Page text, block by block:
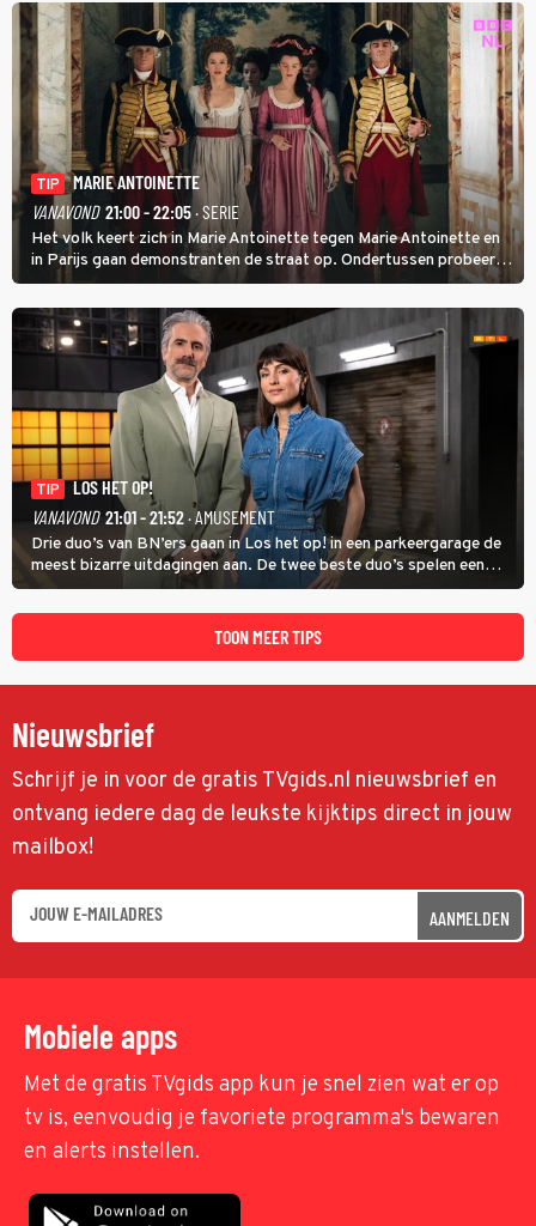
TIP
MARIE ANTOINETTE
VANAVOND 21:00 - 22:05· SERIE
Het volk keert zich in Marie Antoinette tegen Marie Antoinette en
in Parijs gaan demonstranten de straat op. Ondertussen probeert
Marie Antoinette landgoed Saint-Cloud te kopen. Ze wil daar haar
kinderen veilig laten opgroeien.
TIP
LOS HET OP!
VANAVOND 21:01 - 21:52· AMUSEMENT
Drie duo’s van BN’ers gaan in Los het op! in een parkeergarage de
meest bizarre uitdagingen aan. De twee beste duo’s spelen een
onderlinge finale. Met in deze aflevering onder anderen cabaretiers
Nabil Aoulad Ayad en Annick Boer.
TOON MEER TIPS
Nieuwsbrief
Schrijf je in voor de gratis TVgids.nl nieuwsbrief en
ontvang iedere dag de leukste kijktips direct in jouw
mailbox!
AANMELDEN
Mobiele apps
Met de gratis TVgids app kun je snel zien wat er op
tv is, eenvoudig je favoriete programma's bewaren
en alerts instellen.